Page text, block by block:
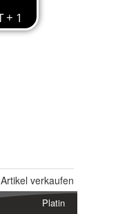
Artikel verkaufen
Platin